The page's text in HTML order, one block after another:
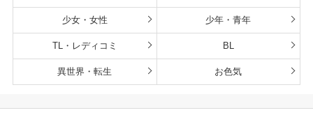
少女・女性 少年・青年
TL・レディコミ BL
異世界・転生 お色気